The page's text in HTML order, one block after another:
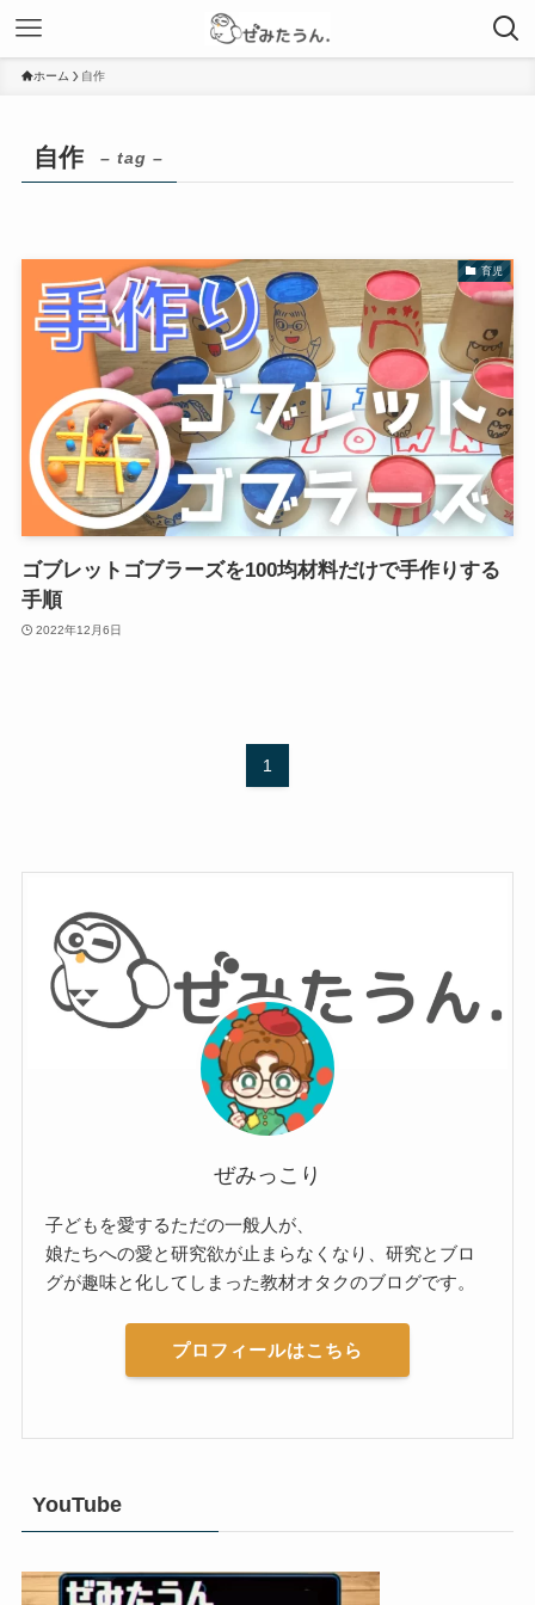
ホーム 自作
自作 – tag –
育児
ゴブレットゴブラーズを100均材料だけで手作りする
手順
2022年12月6日
1
ぜみっこり
子どもを愛するただの一般人が、
娘たちへの愛と研究欲が止まらなくなり、研究とブロ
グが趣味と化してしまった教材オタクのブログです。
プロフィールはこちら
YouTube